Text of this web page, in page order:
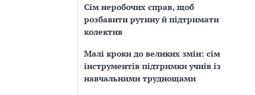
Сім неробочих справ, щоб
розбавити рутину й підтримати
колектив
Малі кроки до великих змін: сім
інструментів підтримки учнів із
навчальними труднощами